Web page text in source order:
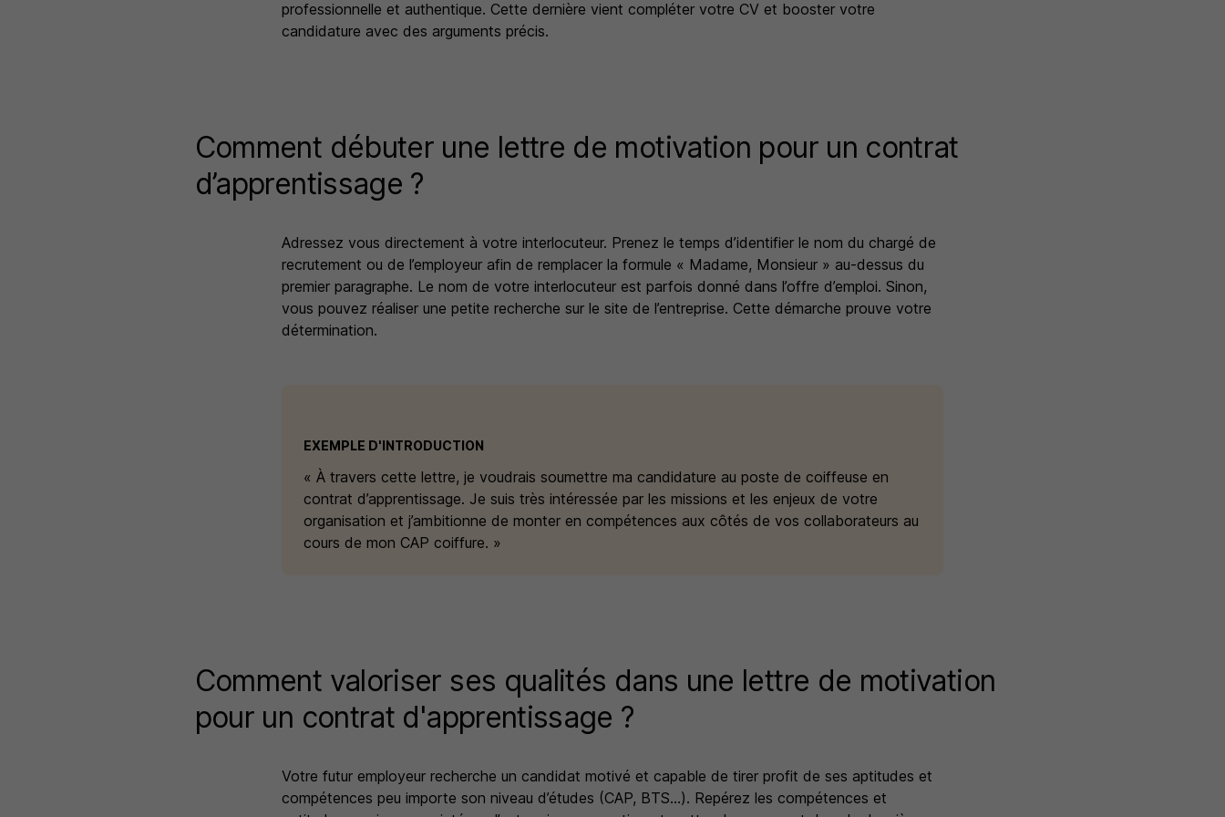
professionnelle et authentique. Cette dernière vient compléter votre CV et booster votre
candidature avec des arguments précis.
Comment débuter une lettre de motivation pour un contrat
d’apprentissage ?
Adressez vous directement à votre interlocuteur. Prenez le temps d’identifier le nom du chargé de
recrutement ou de l’employeur afin de remplacer la formule « Madame, Monsieur » au-dessus du
premier paragraphe. Le nom de votre interlocuteur est parfois donné dans l’offre d’emploi. Sinon,
vous pouvez réaliser une petite recherche sur le site de l’entreprise. Cette démarche prouve votre
détermination.
EXEMPLE D'INTRODUCTION
« À travers cette lettre, je voudrais soumettre ma candidature au poste de coiffeuse en
contrat d’apprentissage. Je suis très intéressée par les missions et les enjeux de votre
organisation et j’ambitionne de monter en compétences aux côtés de vos collaborateurs au
cours de mon CAP coiffure. »
Comment valoriser ses qualités dans une lettre de motivation
pour un contrat d'apprentissage ?
Votre futur employeur recherche un candidat motivé et capable de tirer profit de ses aptitudes et
compétences peu importe son niveau d’études (CAP, BTS…). Repérez les compétences et